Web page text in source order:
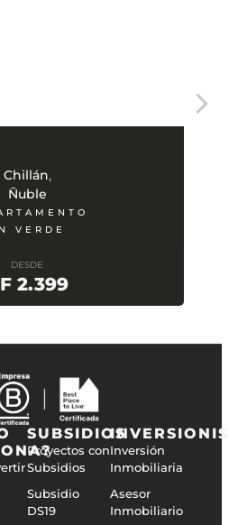
Chillán,
Ñuble
VERDE
DESDE
2.399
SUBSIDIOS
Proyectos con
Subsidios
Subsidio
DS19
Inversión
Inmobiliaria
Asesor
Inmobiliario